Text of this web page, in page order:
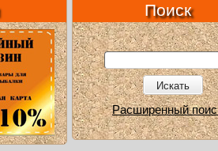
Поиск
Искать
Расширенный